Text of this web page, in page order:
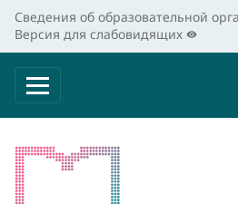
Сведения об образовательной
Версия для слабовидящих